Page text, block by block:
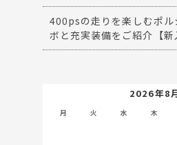
400psの走りを楽しむポル
ボと充実装備をご紹介【新
2026年8
月 火 水 木